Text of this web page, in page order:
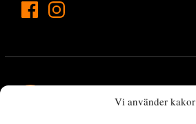
Vi använder kakor